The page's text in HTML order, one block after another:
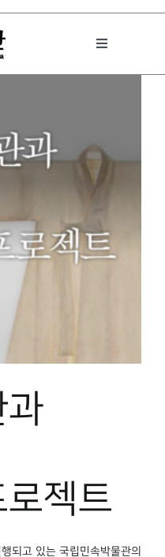
Toggle
과
젝트
되고 있는 국립민속박물관의